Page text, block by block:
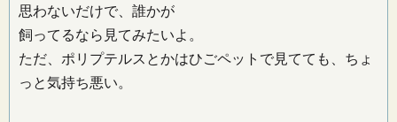
思わないだけで、誰かが
飼ってるなら見てみたいよ。
ただ、ポリプテルスとかはひごペットで見てても、ちょ
っと気持ち悪い。